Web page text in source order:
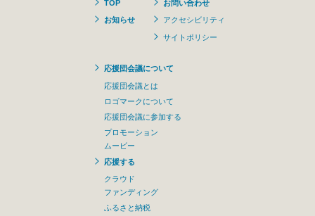
お知らせ
アクセシビリティ
サイトポリシー
応援団会議について
応援団会議とは
ロゴマークについて
応援団会議に参加する
プロモーション
ムービー
応援する
クラウド
ファンディング
ふるさと納税